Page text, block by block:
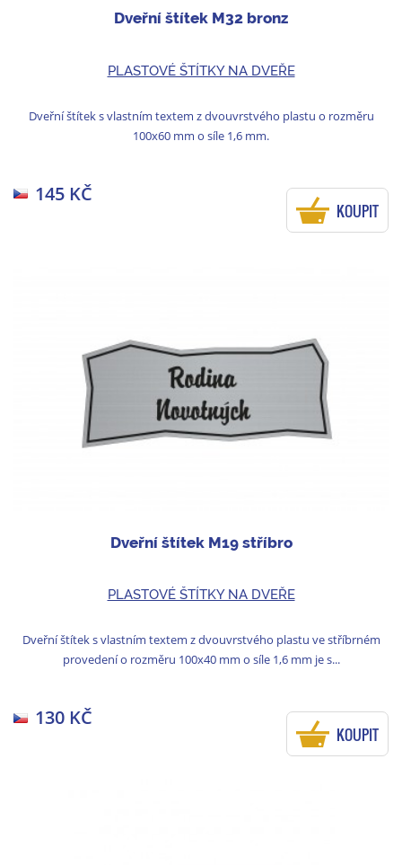
Dveřní štítek M32 bronz
PLASTOVÉ ŠTÍTKY NA DVEŘE
Dveřní štítek s vlastním textem z dvouvrstvého plastu o rozměru
100x60 mm o síle 1,6 mm.
145 KČ
KOUPIT
Dveřní štítek M19 stříbro
PLASTOVÉ ŠTÍTKY NA DVEŘE
Dveřní štítek s vlastním textem z dvouvrstvého plastu ve stříbrném
provedení o rozměru 100x40 mm o síle 1,6 mm je s...
130 KČ
KOUPIT